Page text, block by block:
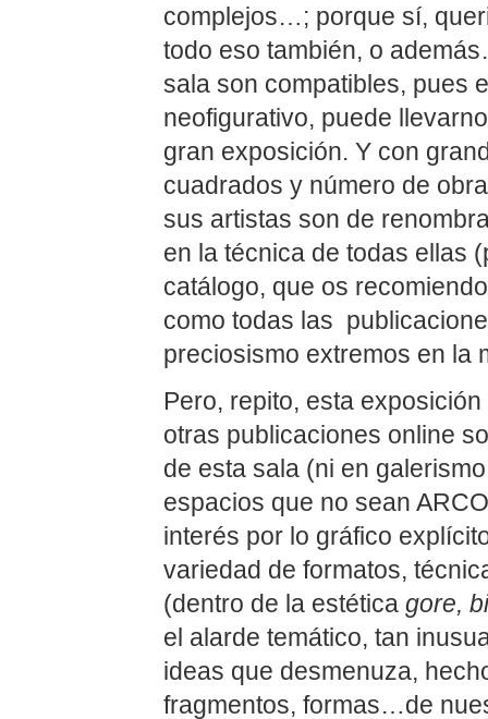
complejos…; porque sí,
todo eso también, o
sala son compatibles, pues
neofigurativo, puede
gran exposición. Y con
cuadrados y número de
sus artistas son de
en la técnica de todas ellas
catálogo, que os
como todas las
preciosismo extremos en la
Pero, repito, esta
otras publicaciones online
de esta sala (ni en
espacios que no sean
interés por lo gráfico
variedad de formatos,
(dentro de la estética gore,
el alarde temático, tan
ideas que desmenuza,
fragmentos, formas…de